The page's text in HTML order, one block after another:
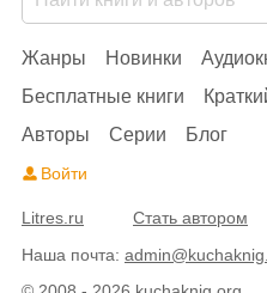
Жанры Новинки
Бесплатные книги
Авторы
Серии Блог
Войти
Litres.ru Стать автором
Наша почта: